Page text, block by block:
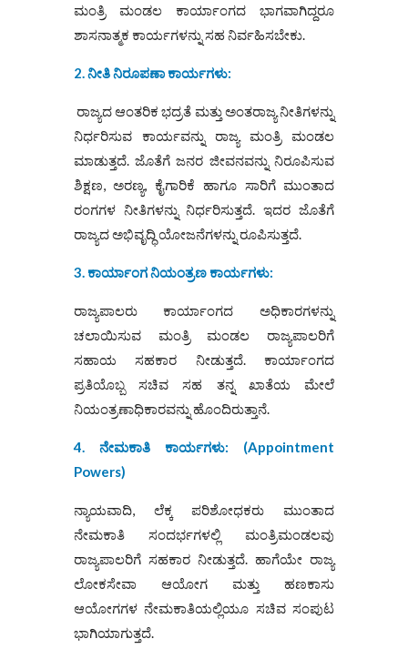
ಮಂತ್ರಿ ಮಂಡಲ ಕಾರ್ಯಾಂಗದ ಭಾಗವಾಗಿದ್ದರೂ
ಶಾಸನಾತ್ಮಕ ಕಾರ್ಯಗಳನ್ನು ಸಹ ನಿರ್ವಹಿಸಬೇಕು.
2. ನೀತಿ ನಿರೂಪಣಾ ಕಾರ್ಯಗಳು:
ರಾಜ್ಯದ ಆಂತರಿಕ ಭದ್ರತೆ ಮತ್ತು ಅಂತರಾಜ್ಯ ನೀತಿಗಳನ್ನು
ನಿರ್ಧರಿಸುವ ಕಾರ್ಯವನ್ನು ರಾಜ್ಯ ಮಂತ್ರಿ ಮಂಡಲ
ಮಾಡುತ್ತದೆ. ಜೊತೆಗೆ ಜನರ ಜೀವನವನ್ನು ನಿರೂಪಿಸುವ
ಶಿಕ್ಷಣ, ಅರಣ್ಯ, ಕೈಗಾರಿಕೆ ಹಾಗೂ ಸಾರಿಗೆ ಮುಂತಾದ
ರಂಗಗಳ ನೀತಿಗಳನ್ನು ನಿರ್ಧರಿಸುತ್ತದೆ. ಇದರ ಜೊತೆಗೆ
ರಾಜ್ಯದ ಅಭಿವೃದ್ಧಿ ಯೋಜನೆಗಳನ್ನು ರೂಪಿಸುತ್ತದೆ.
3. ಕಾರ್ಯಾಂಗ ನಿಯಂತ್ರಣ ಕಾರ್ಯಗಳು:
ರಾಜ್ಯಪಾಲರು ಕಾರ್ಯಾಂಗದ ಅಧಿಕಾರಗಳನ್ನು
ಚಲಾಯಿಸುವ ಮಂತ್ರಿ ಮಂಡಲ ರಾಜ್ಯಪಾಲರಿಗೆ
ಸಹಾಯ ಸಹಕಾರ ನೀಡುತ್ತದೆ. ಕಾರ್ಯಾಂಗದ
ಪ್ರತಿಯೊಬ್ಬ ಸಚಿವ ಸಹ ತನ್ನ ಖಾತೆಯ ಮೇಲೆ
ನಿಯಂತ್ರಣಾಧಿಕಾರವನ್ನು ಹೊಂದಿರುತ್ತಾನೆ.
4. ನೇಮಕಾತಿ ಕಾರ್ಯಗಳು: (Appointment
Powers)
ನ್ಯಾಯವಾದಿ, ಲೆಕ್ಕ ಪರಿಶೋಧಕರು ಮುಂತಾದ
ನೇಮಕಾತಿ ಸಂದರ್ಭಗಳಲ್ಲಿ ಮಂತ್ರಿಮಂಡಲವು
ರಾಜ್ಯಪಾಲರಿಗೆ ಸಹಕಾರ ನೀಡುತ್ತದೆ. ಹಾಗೆಯೇ ರಾಜ್ಯ
ಲೋಕಸೇವಾ ಆಯೋಗ ಮತ್ತು ಹಣಕಾಸು
ಆಯೋಗಗಳ ನೇಮಕಾತಿಯಲ್ಲಿಯೂ ಸಚಿವ ಸಂಪುಟ
ಭಾಗಿಯಾಗುತ್ತದೆ.